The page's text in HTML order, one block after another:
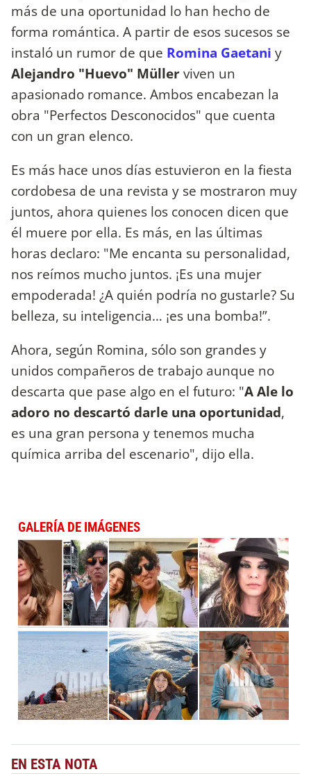
más de una oportunidad lo han hecho de
forma romántica. A partir de esos sucesos se
instaló un rumor de que Romina Gaetani y
Alejandro "Huevo" Müllerviven un
apasionado romance. Ambos encabezan la
obra "Perfectos Desconocidos" que cuenta
con un gran elenco.
Es más hace unos días estuvieron en la fiesta
cordobesa de una revista y se mostraron muy
juntos, ahora quienes los conocen dicen que
él muere por ella. Es más, en las últimas
horas declaro: "Me encanta su personalidad,
nos reímos mucho juntos. ¡Es una mujer
empoderada! ¿A quién podría no gustarle? Su
belleza, su inteligencia… ¡es una bomba!”.
Ahora, según Romina, sólo son grandes y
unidos compañeros de trabajo aunque no
descarta que pase algo en el futuro: "A Ale lo
adoro no descartó darle una oportunidad,
es una gran persona y tenemos mucha
química arriba del escenario", dijo ella.
GALERÍA DE IMÁGENES
EN ESTA NOTA